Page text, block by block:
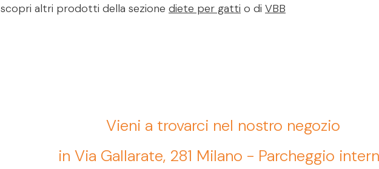
scopri altri prodotti della sezione diete per gatti o di VBB
Vieni a trovarci nel nostro negozio
in Via Gallarate, 281 Milano - Parcheggio